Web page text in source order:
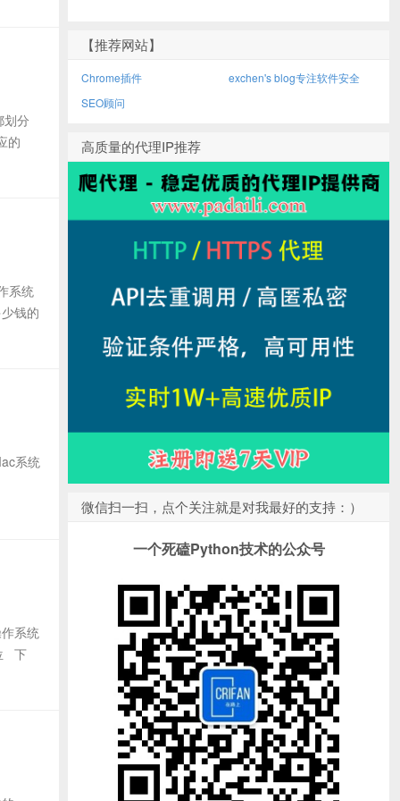
划分
的
系统
钱的
系统
系统
下
【推荐网站】
Chrome插件
exchen's blog专注软件安全
SEO顾问
高质量的代理IP推荐
微信扫一扫，点个关注就是对我最好的支持：）
一个死磕Python技术的公众号